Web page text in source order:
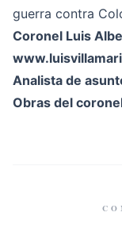
guerra contra
Coronel Luis
Analista de
Obras del